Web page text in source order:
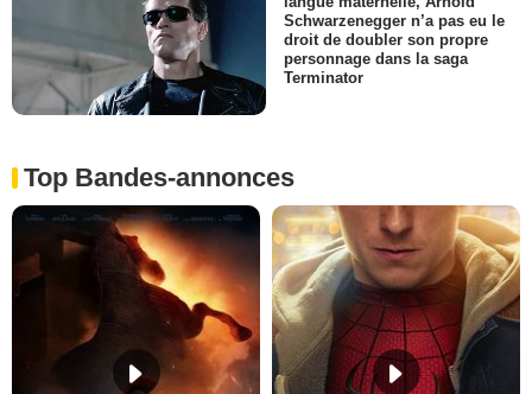
Schwarzenegger n’a pas eu le
droit de doubler son propre
personnage dans la saga
Terminator
Top Bandes-annonces